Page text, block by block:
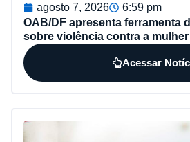
agosto 7, 2026
6:59 pm
OAB/DF apresenta ferramenta
sobre violência contra a mulher
Acessar